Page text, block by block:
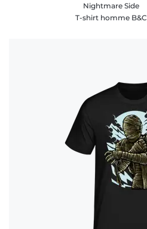
Nightmare Side
T-shirt homme B&C